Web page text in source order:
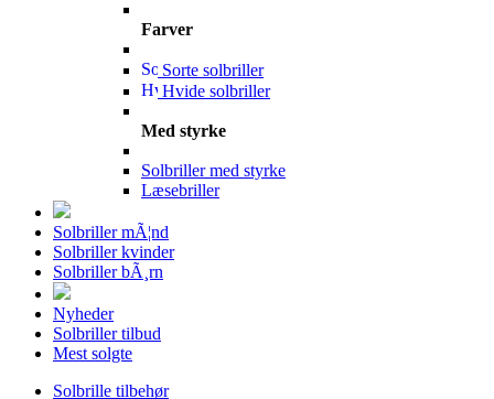
Farver
Sorte solbriller
Hvide solbriller
Med styrke
Solbriller med styrke
Læsebriller
Solbriller mÃ¦nd
Solbriller kvinder
Solbriller bÃ¸rn
Nyheder
Solbriller tilbud
Mest solgte
Solbrille tilbehør